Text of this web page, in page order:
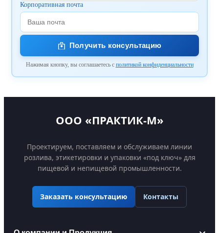
Корпоративная почта
Получить консультацию
Нажимая кнопку, вы соглашаетесь с политикой конфиденциальности
ООО «ПРАКТИК-М»
Проектируем, поставляем и обслуживаем линии
розлива, этикетировки и упаковки «под ключ» для
пищевой и непищевой промышленности.
Заказать консультацию Контакты